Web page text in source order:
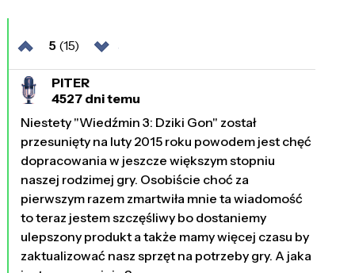
5 (15)
PITER
4527 dni temu
Niestety "Wiedźmin 3: Dziki Gon" został
przesunięty na luty 2015 roku powodem jest chęć
dopracowania w jeszcze większym stopniu
naszej rodzimej gry. Osobiście choć za
pierwszym razem zmartwiła mnie ta wiadomość
to teraz jestem szczęśliwy bo dostaniemy
ulepszony produkt a także mamy więcej czasu by
zaktualizować nasz sprzęt na potrzeby gry. A jaka